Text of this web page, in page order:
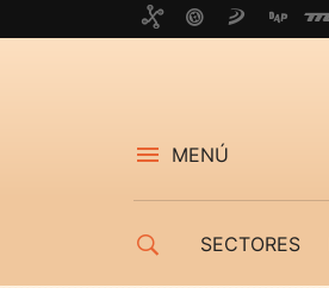
MENÚ
SECTORES